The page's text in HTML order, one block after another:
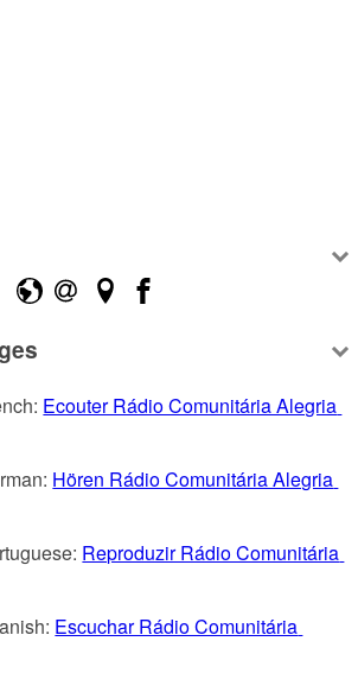
Ecouter Rádio Comunitária Alegria
Hören Rádio Comunitária Alegria
Reproduzir Rádio Comunitária
Escuchar Rádio Comunitária